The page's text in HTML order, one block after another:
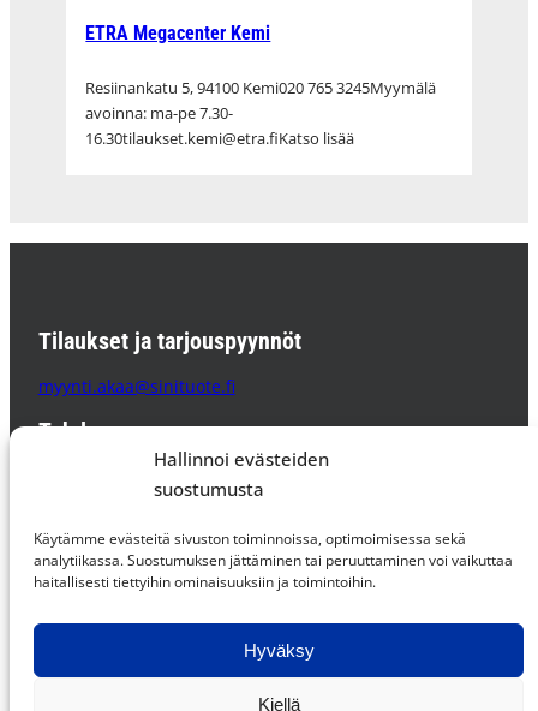
Hallinnoi evästeiden
suostumusta
Käytämme evästeitä sivuston toiminnoissa, optimoimisessa sekä
analytiikassa. Suostumuksen jättäminen tai peruuttaminen voi vaikuttaa
haitallisesti tiettyihin ominaisuuksiin ja toimintoihin.
Hyväksy
Kiellä
ETRA Megacenter Kemi
Resiinankatu 5, 94100 Kemi020 765 3245Myymälä
avoinna: ma-pe 7.30-
16.30tilaukset.kemi@etra.fiKatso lisää
Tilaukset ja tarjouspyynnöt
myynti.akaa@sinituote.fi
Tehdas
Pätsiniementie 65
37800 AKAA
PL 85 37801 AKAA
Supplier Code of Conduct »